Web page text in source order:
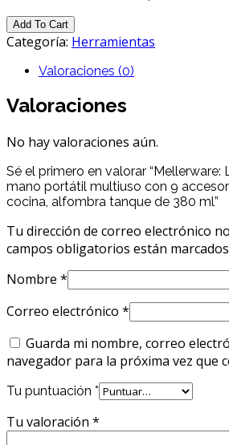
Add To Cart
Categoría: Herramientas
Valoraciones (0)
Valoraciones
No hay valoraciones aún.
Sé el primero en valorar “Mellerware:
mano portátil multiuso con 9
cocina, alfombra tanque de 380 ml”
Tu dirección de correo electrónico
campos obligatorios están
Nombre *
Correo electrónico *
Guarda mi nombre, correo
navegador para la próxima vez que
Tu puntuación *
Tu valoración *